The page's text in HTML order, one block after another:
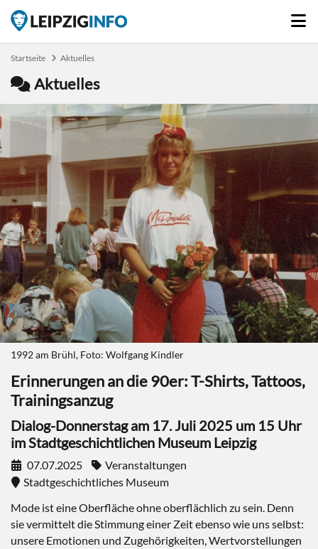
Startseite Aktuelles
Aktuelles
1992 am Brühl, Foto: Wolfgang Kindler
Erinnerungen an die 90er: T-Shirts, Tattoos,
Trainingsanzug
Dialog-Donnerstag am 17. Juli 2025 um 15 Uhr
im Stadtgeschichtlichen Museum Leipzig
07.07.2025
Veranstaltungen
Stadtgeschichtliches Museum
Mode ist eine Oberfläche ohne oberflächlich zu sein. Denn
sie vermittelt die Stimmung einer Zeit ebenso wie uns selbst:
unsere Emotionen und Zugehörigkeiten, Wertvorstellungen